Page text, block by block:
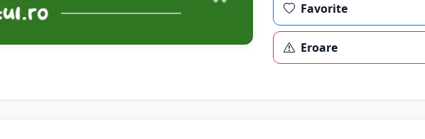
Favorite
Eroare